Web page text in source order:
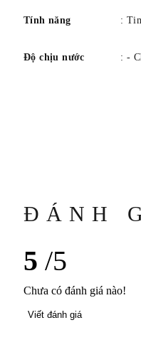
Tính năng :
Độ chịu nước : -
ĐÁNH
5 /5
Chưa có đánh giá nào!
Viết đánh giá